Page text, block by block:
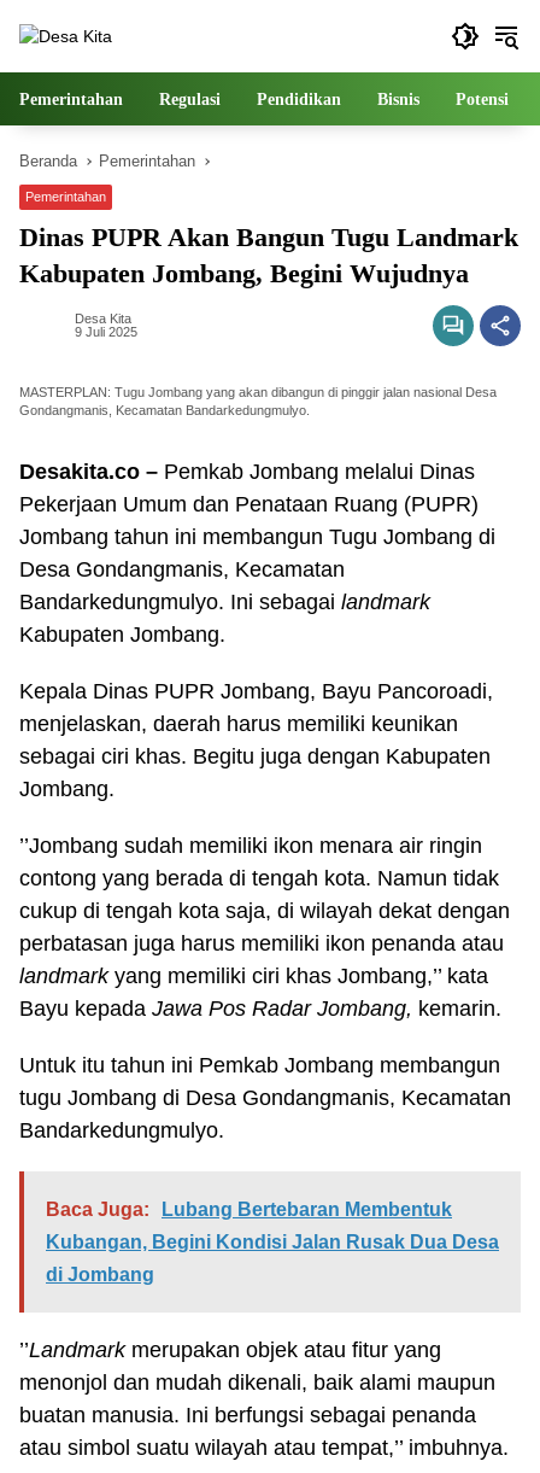
Pemerintahan Regulasi Pendidikan Bisnis Potensi
Beranda Pemerintahan
Pemerintahan
Dinas PUPR Akan Bangun Tugu Landmark
Kabupaten Jombang, Begini Wujudnya
Desa Kita
9 Juli 2025
MASTERPLAN: Tugu Jombang yang akan dibangun di pinggir jalan nasional Desa
Gondangmanis, Kecamatan Bandarkedungmulyo.
Desakita.co – Pemkab Jombang melalui Dinas
Pekerjaan Umum dan Penataan Ruang (PUPR)
Jombang tahun ini membangun Tugu Jombang di
Desa Gondangmanis, Kecamatan
Bandarkedungmulyo. Ini sebagai landmark
Kabupaten Jombang.
Kepala Dinas PUPR Jombang, Bayu Pancoroadi,
menjelaskan, daerah harus memiliki keunikan
sebagai ciri khas. Begitu juga dengan Kabupaten
Jombang.
’’Jombang sudah memiliki ikon menara air ringin
contong yang berada di tengah kota. Namun tidak
cukup di tengah kota saja, di wilayah dekat dengan
perbatasan juga harus memiliki ikon penanda atau
landmarkyang memiliki ciri khas Jombang,’’ kata
Bayu kepada Jawa Pos Radar Jombang, kemarin.
Untuk itu tahun ini Pemkab Jombang membangun
tugu Jombang di Desa Gondangmanis, Kecamatan
Bandarkedungmulyo.
Baca Juga:
Lubang Bertebaran Membentuk
Kubangan, Begini Kondisi Jalan Rusak Dua Desa
di Jombang
’’Landmarkmerupakan objek atau fitur yang
menonjol dan mudah dikenali, baik alami maupun
buatan manusia. Ini berfungsi sebagai penanda
atau simbol suatu wilayah atau tempat,’’ imbuhnya.